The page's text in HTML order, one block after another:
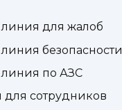
линия для жалоб
линия безопасности
линия по АЗС
для сотрудников